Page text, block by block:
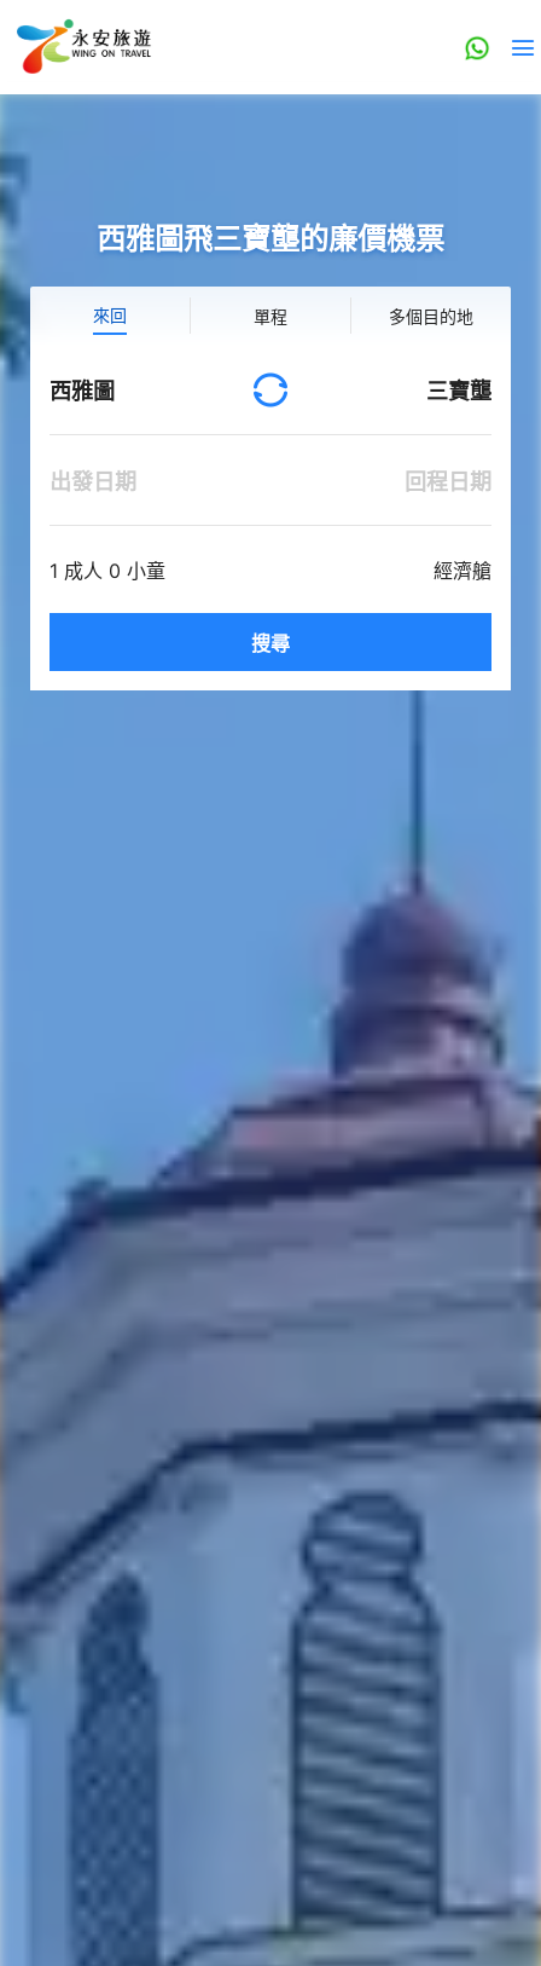
西雅圖飛三寶壟的廉價機票
來回 單程 多個目的地
西雅圖 三寶壟
出發日期 回程日期
1 成人 0 小童 經濟艙
搜尋